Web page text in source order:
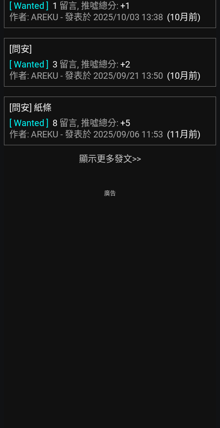
[ Wanted ] 1 留言, 推噓總分: +1
作者: AREKU - 發表於 2025/10/03 13:38 (10月前)
[問安]
[ Wanted ] 3 留言, 推噓總分: +2
作者: AREKU - 發表於 2025/09/21 13:50 (10月前)
[問安] 紙條
[ Wanted ] 8 留言, 推噓總分: +5
作者: AREKU - 發表於 2025/09/06 11:53 (11月前)
顯示更多發文>>
廣告